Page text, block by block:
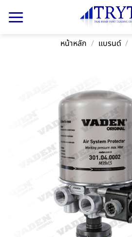
หน้าหลัก / แบรนด์ /